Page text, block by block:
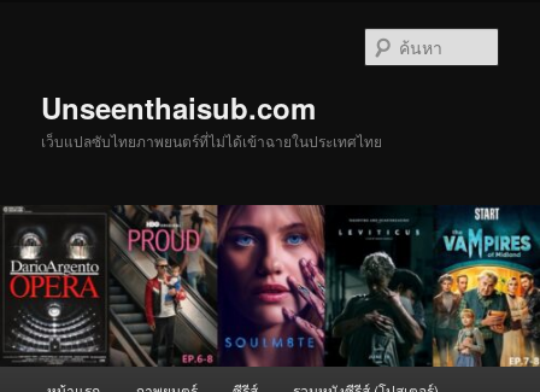
Unseenthaisub.com
เว็บแปลซับไทยภาพยนตร์ที่ไม่ได้เข้าฉายในประเทศไทย